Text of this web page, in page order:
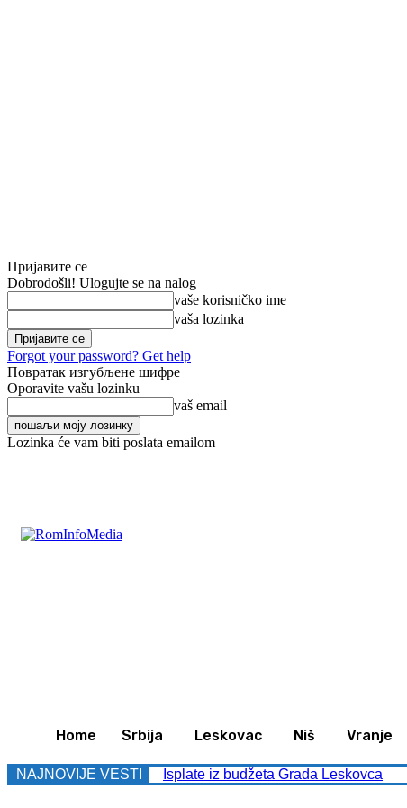
Пријавите се
Dobrodošli! Ulogujte se na nalog
vaše korisničko ime
vaša lozinka
Forgot your password? Get help
Повратак изгубљене шифре
Oporavite vašu lozinku
vaš email
Lozinka će vam biti poslata emailom
Home Srbija Leskovac Niš Vranje
NAJNOVIJE VESTI Isplate iz budžeta Grada Leskovca